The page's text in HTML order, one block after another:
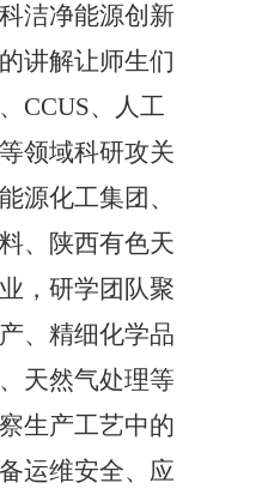
洁净能源创新
讲解让师生们
CCUS、人工
领域科研攻关
源化工集团、
、陕西有色天
，研学团队聚
、精细化学品
天然气处理等
生产工艺中的
运维安全、应